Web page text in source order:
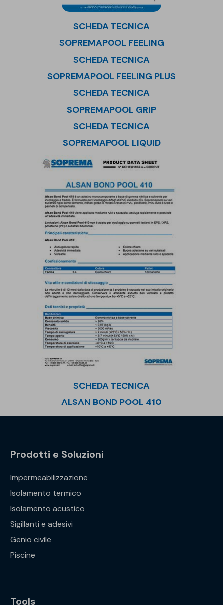
SCHEDA TECNICA
SOPREMAPOOL FEELING
SCHEDA TECNICA
SOPREMAPOOL FEELING PLUS
SCHEDA TECNICA
SOPREMAPOOL GRIP
SCHEDA TECNICA
SOPREMAPOOL LIQUID
SCHEDA TECNICA
ALSAN BOND POOL 410
Prodotti e Soluzioni
Impermeabilizzazione
Isolamento termico
Isolamento acustico
Sigillanti e adesivi
Genio civile
Piscine
Tools